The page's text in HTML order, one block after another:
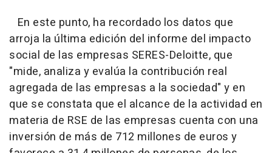
En este punto, ha recordado los datos que
arroja la última edición del informe del impacto
social de las empresas SERES-Deloitte, que
"mide, analiza y evalúa la contribución real
agregada de las empresas a la sociedad" y en
que se constata que el alcance de la actividad en
materia de RSE de las empresas cuenta con una
inversión de más de 712 millones de euros y